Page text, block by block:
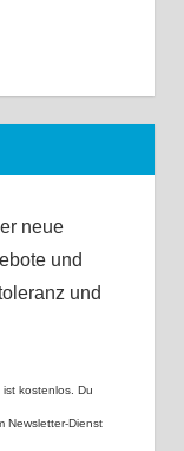
neue
und
und
kostenlos. Du
Newsletter-Dienst